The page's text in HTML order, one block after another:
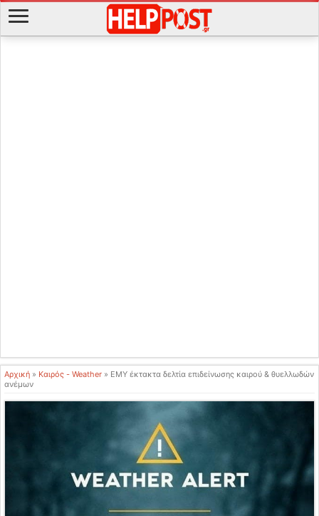
Αρχική » Καιρός - Weather » ΕΜΥ έκτακτα δελτία επιδείνωσης καιρού & θυελλωδών
ανέμων